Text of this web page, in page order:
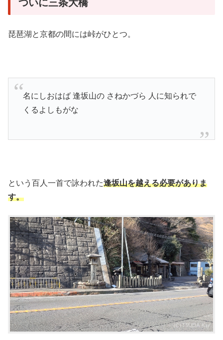
ついに三条大橋
琵琶湖と京都の間には峠がひとつ。
名にしおはば 逢坂山の さねかづら 人に知られで
くるよしもがな
という百人一首で詠われた逢坂山を越える必要がありま
す。